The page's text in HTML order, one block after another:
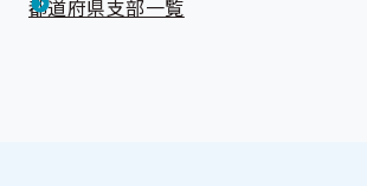
都道府県支部一覧